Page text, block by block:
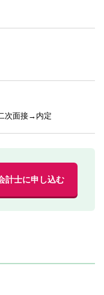
次面接→内定
計士に申し込む